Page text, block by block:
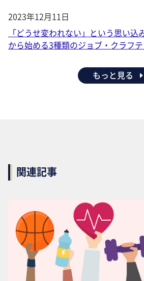
2023年12月11日
「どうせ変われない」という思い
から始める3種類のジョブ・クラフ
もっと見る
関連記事